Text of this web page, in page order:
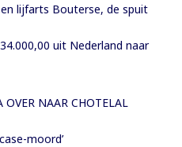
lijfarts Bouterse, de spuit
uit Nederland naar
NAAR CHOTELAL
moord’